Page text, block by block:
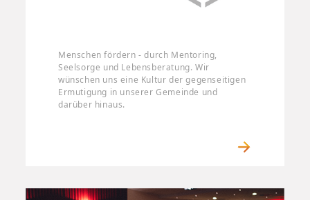
Menschen fördern - durch Mentoring,
Seelsorge und Lebensberatung. Wir
wünschen uns eine Kultur der gegenseitigen
Ermutigung in unserer Gemeinde und
darüber hinaus.